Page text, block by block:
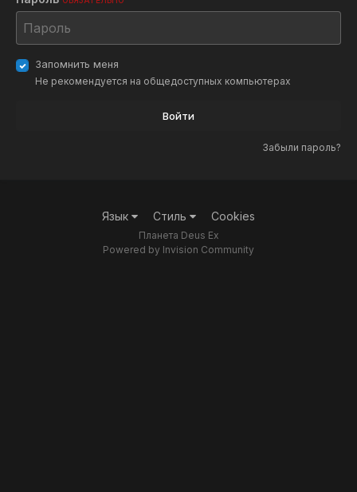
Запомнить меня
Не рекомендуется на общедоступных компьютерах
Войти
Забыли пароль?
Язык Стиль Cookies
Планета Deus Ex
Powered by Invision Community